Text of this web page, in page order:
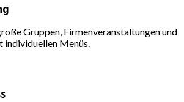
Gruppen, Firmenveranstaltungen und
individuellen Menüs.